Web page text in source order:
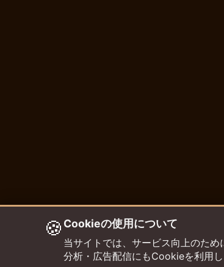
🍪 Cookieの使用について
当サイトでは、サービス向上のた
分析・広告配信にもCookieを利用し